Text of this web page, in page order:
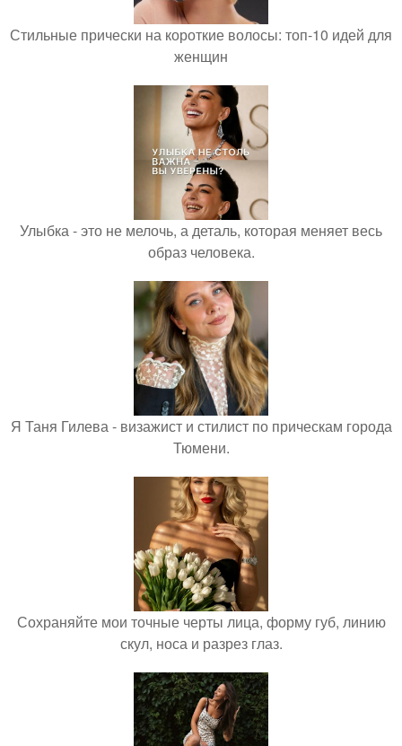
Стильные прически на короткие волосы: топ-10 идей для
женщин
Улыбка - это не мелочь, а деталь, которая меняет весь
образ человека.
Я Таня Гилева - визажист и стилист по прическам города
Тюмени.
Сохраняйте мои точные черты лица, форму губ, линию
скул, носа и разрез глаз.